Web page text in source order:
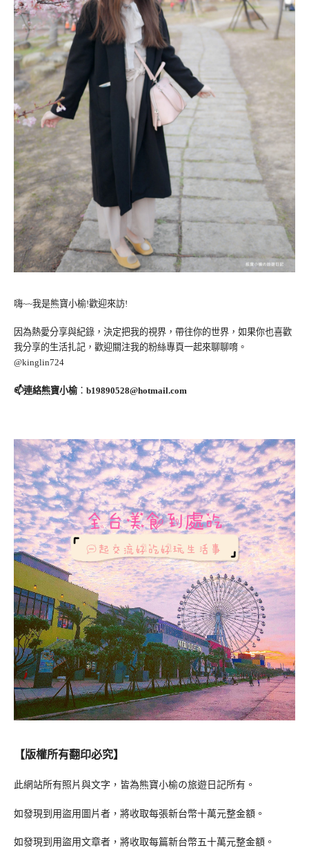
嗨~~我是熊寶小榆!歡迎來訪!
因為熱愛分享與紀錄，決定把我的視界，帶往你的世界，如果你也喜歡
我分享的生活扎記，歡迎關注我的粉絲專頁一起來聊聊唷。
@kinglin724
📫連絡熊寶小榆： b19890528@hotmail.com
【版權所有翻印必究】
此網站所有照片與文字，皆為熊寶小榆の旅遊日記所有。
如發現到用盜用圖片者，將收取每張新台幣十萬元整金額。
如發現到用盜用文章者，將收取每篇新台幣五十萬元整金額。